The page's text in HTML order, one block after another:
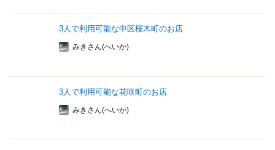
3人で利用可能な中区桜木町のお店
みきさん(へいか)
3人で利用可能な花咲町のお店
みきさん(へいか)